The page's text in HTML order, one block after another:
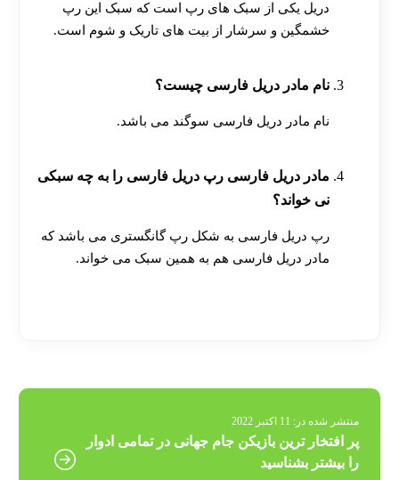
دریل یکی از سبک های رپ است که سبک این رپ
خشمگین و سرشار از بیت های تاریک و شوم است.
نام مادر دریل فارسی چیست؟
نام مادر دریل فارسی سوگند می باشد.
مادر دریل فارسی رپ دریل فارسی را به چه سبکی
نی خواند؟
رپ دریل فارسی به شکل رپ گانگستری می باشد که
مادر دریل فارسی هم به همین سبک می خواند.
منتشر شده در: 11 اکتبر 2022
پر افتخار ترین بازیکن جام جهانی در تمامی ادوار
را بیشتر بشناسید